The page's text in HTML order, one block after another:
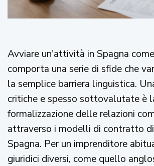
Avviare un'attività in Spagna
comporta una serie di sfide che
la semplice barriera linguistica.
critiche e spesso sottovalutate è
formalizzazione delle relazioni
attraverso i modelli di contratto
Spagna. Per un imprenditore
giuridici diversi, come quello